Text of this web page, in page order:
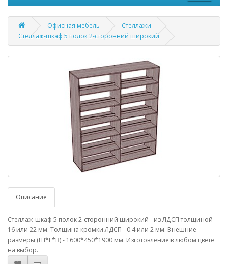
Офисная мебель
Стеллажи
Стеллаж-шкаф 5 полок 2-сторонний широкий
Описание
Стеллаж-шкаф 5 полок 2-сторонний широкий - из ЛДСП толщиной
16 или 22 мм. Толщина кромки ЛДСП - 0.4 или 2 мм. Внешние
размеры (Ш*Г*В) - 1600*450*1900 мм. Изготовление в любом цвете
на выбор.